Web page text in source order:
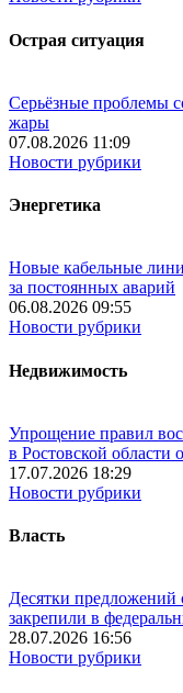
Острая ситуация
Серьёзные проблемы
жары
07.08.2026 11:09
Новости рубрики
Энергетика
Новые кабельные
за постоянных аварий
06.08.2026 09:55
Новости рубрики
Недвижимость
Упрощение правил
в Ростовской области
17.07.2026 18:29
Новости рубрики
Власть
Десятки предложений
закрепили в
28.07.2026 16:56
Новости рубрики